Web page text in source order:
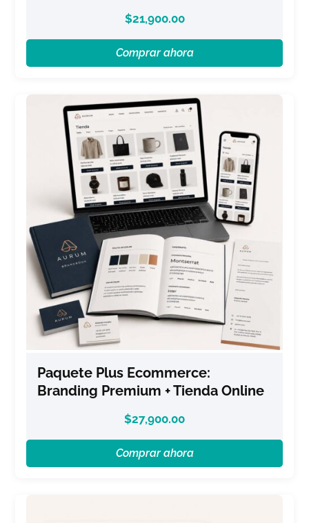
$21,900.00
Comprar ahora
Paquete Plus Ecommerce:
Branding Premium + Tienda Online
$27,900.00
Comprar ahora